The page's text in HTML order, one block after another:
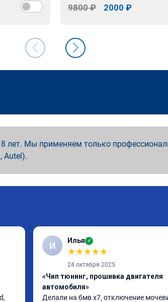
9800 ₽ 2000 ₽
Мы применяем только
Autel).
И Илья ✓
★★★★★
24 октября 2025
«Чип тюнинг, прошивка двигателя
автомобиля»
Делали на бмв х7, отключение